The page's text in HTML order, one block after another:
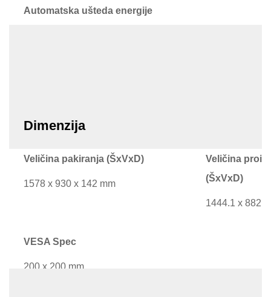
Automatska ušteda energije
Dimenzija
Veličina pakiranja (ŠxVxD)
1578 x 930 x 142 mm
Veličina
(ŠxVxD)
1444.1 x
VESA Spec
200 x 200 mm